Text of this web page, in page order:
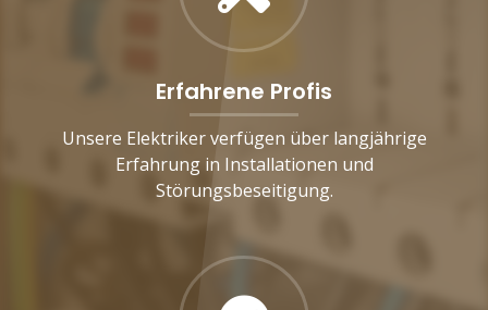
Erfahrene Profis
Unsere Elektriker verfügen über langjährige
Erfahrung in Installationen und
Störungsbeseitigung.